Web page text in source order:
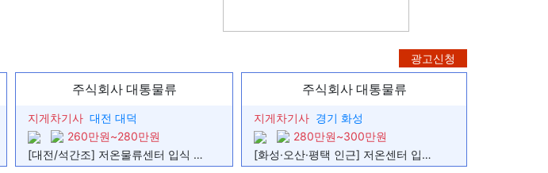
지게차 일자리를 찾고있습니다 지게차를 소유하고 있지는 않으나 회사 지게차 사용 원…
지게차
지게차 일자리를 찾습니다.
불러만 주시면 열심히 하겠습니다
신입 지게차기사입니다. 성실합니다.
단기일자리구합니다
신입 지게차 일차리 찾습니다!
지게차
입식 좌식 지게차 가능
광고신청
주식회사 대통물류
지게차기사 대전 대덕
260만원~280만원
[대전/석간조] 저온물류센터 입식 리치 지게차 정규직 채용
주식회사 대통물류
지게차기사 경기 화성
280만원~300만원
[화성·오산·평택 인근] 저온센터 입식지게차 석간조 정규직 채용